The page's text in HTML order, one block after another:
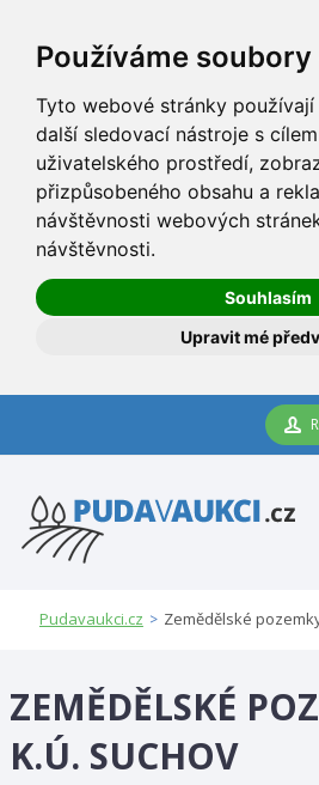
Používáme
Tyto webové stránky
další sledovací nástroje s
uživatelského prostředí,
přizpůsobeného obsahu a
návštěvnosti webových
návštěvnosti.
Souhlasím
Upravit mé
Pudavaukci.cz > Zemědělské
ZEMĚDĚLSKÉ
K.Ú. SUCHOV